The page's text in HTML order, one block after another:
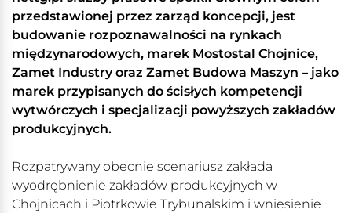
przedstawionej przez zarząd koncepcji, jest
budowanie rozpoznawalności na rynkach
międzynarodowych, marek Mostostal Chojnice,
Zamet Industry oraz Zamet Budowa Maszyn – jako
marek przypisanych do ścisłych kompetencji
wytwórczych i specjalizacji powyższych zakładów
produkcyjnych.
Rozpatrywany obecnie scenariusz zakłada
wyodrębnienie zakładów produkcyjnych w
Chojnicach i Piotrkowie Trybunalskim i wniesienie